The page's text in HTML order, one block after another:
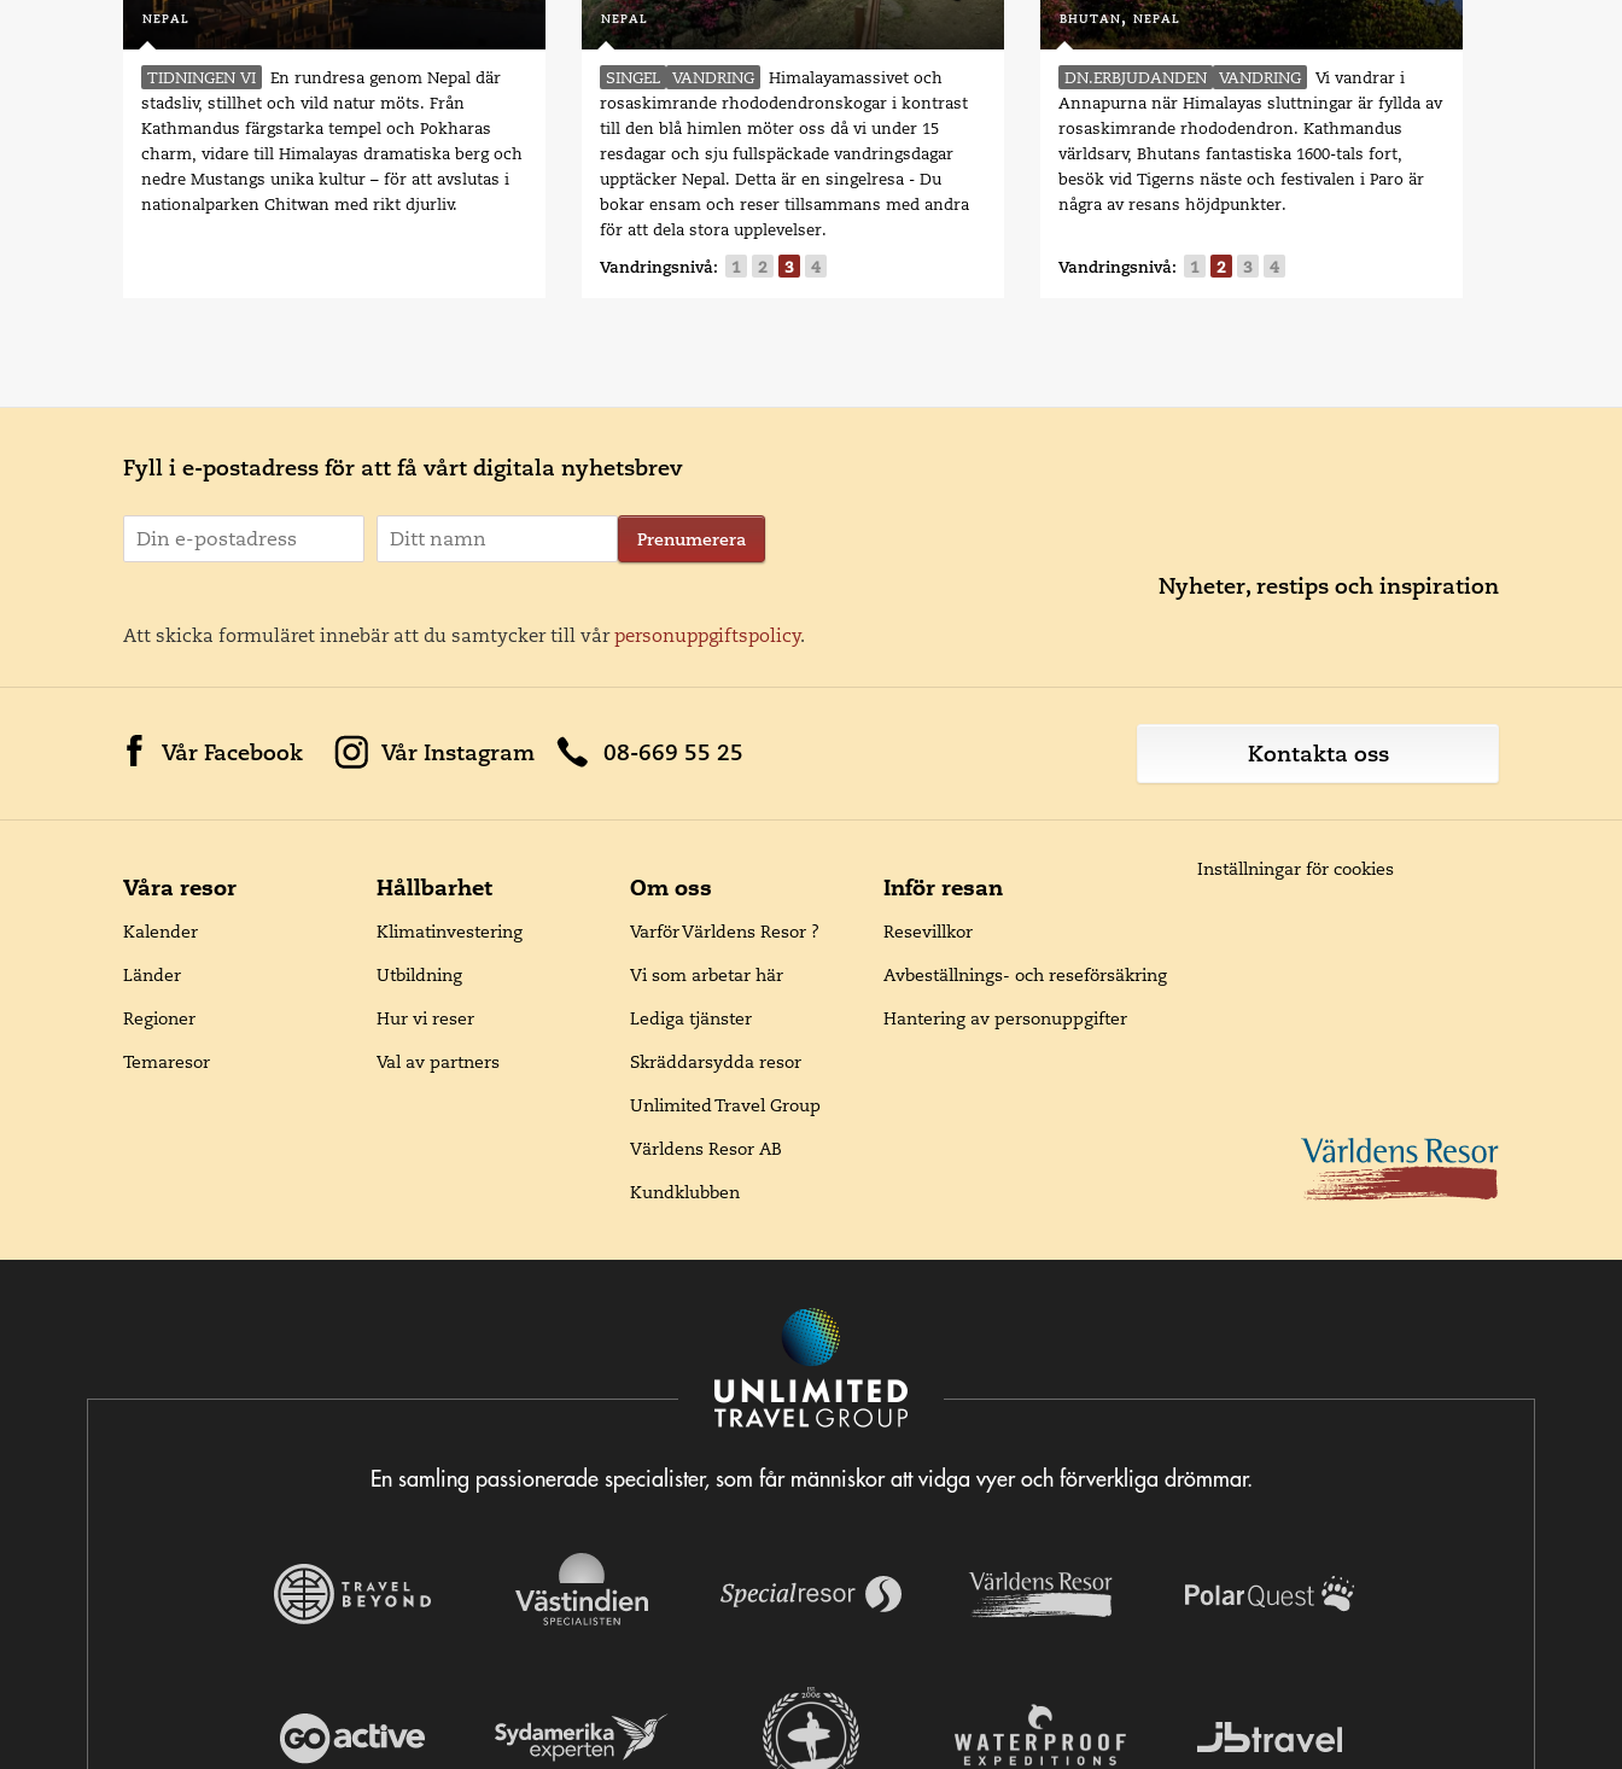
nepal
TIDNINGEN VI
En rundresa genom Nepal där
stadsliv, stillhet och vild natur möts. Från
Kathmandus färgstarka tempel och Pokharas
charm, vidare till Himalayas dramatiska berg och
nedre Mustangs unika kultur – för att avslutas i
nationalparken Chitwan med rikt djurliv.
nepal
SINGEL VANDRING
Himalayamassivet och
rosaskimrande rhododendronskogar i kontrast
till den blå himlen möter oss då vi under 15
resdagar och sju fullspäckade vandringsdagar
upptäcker Nepal. Detta är en singelresa - Du
bokar ensam och reser tillsammans med andra
för att dela stora upplevelser.
Vandringsnivå: 1 2 3 4
bhutan, nepal
DN.ERBJUDANDEN VANDRING
Vi vandrar i
Annapurna när Himalayas sluttningar är fyllda av
rosaskimrande rhododendron. Kathmandus
världsarv, Bhutans fantastiska 1600-tals fort,
besök vid Tigerns näste och festivalen i Paro är
några av resans höjdpunkter.
Vandringsnivå: 1 2 3 4
Fyll i e-postadress för att få vårt digitala nyhetsbrev
Prenumerera
Nyheter, restips och inspiration
Att skicka formuläret innebär att du samtycker till vårpersonuppgiftspolicy.
Vår Facebook Vår Instagram 08-669 55 25 Kontakta oss
Våra resor
Kalender
Länder
Regioner
Temaresor
Hållbarhet
Klimatinvestering
Utbildning
Hur vi reser
Val av partners
Om oss
Varför Världens Resor ?
Vi som arbetar här
Lediga tjänster
Skräddarsydda resor
Unlimited Travel Group
Världens Resor AB
Kundklubben
Inför resan
Resevillkor
Avbeställnings- och reseförsäkring
Hantering av personuppgifter
Inställningar för cookies
En samling passionerade specialister, som får människor att vidga vyer och förverkliga drömmar.